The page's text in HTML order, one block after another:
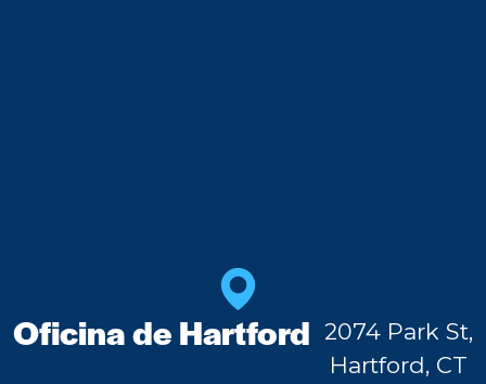
Oficina de Hartford 2074 Park St,
Hartford, CT